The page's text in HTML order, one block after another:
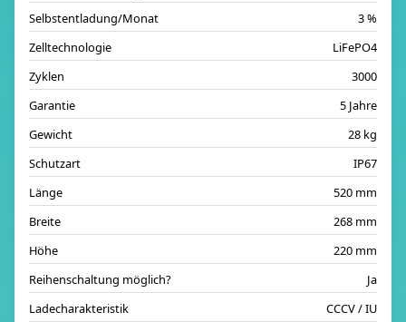
Selbstentladung/Monat
3 %
Zelltechnologie
LiFePO4
Zyklen
3000
Garantie
5 Jahre
Gewicht
28 kg
Schutzart
IP67
Länge
520 mm
Breite
268 mm
Höhe
220 mm
Reihenschaltung möglich?
Ja
Ladecharakteristik
CCCV / IU